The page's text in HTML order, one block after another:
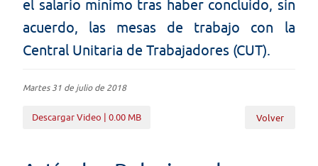
el salario mínimo tras haber concluido, sin
acuerdo, las mesas de trabajo con la
Central Unitaria de Trabajadores (CUT).
Martes 31 de julio de 2018
Descargar Video | 0.00 MB Volver